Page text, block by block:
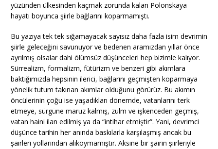
yüzünden ülkesinden kaçmak zorunda kalan Polonskaya
hayatı boyunca şiirle bağlarını koparmamıştı.
Bu yazıya tek tek sığamayacak sayısız daha fazla isim devrimin
şiirle geleceğini savunuyor ve bedenen aramızdan yıllar önce
ayrılmış olsalar dahi ölümsüz düşünceleri hep bizimle kalıyor.
Sürrealizm, formalizm, fütürizm ve benzeri gibi akımlara
baktığımızda hepsinin ilerici, bağlarını geçmişten koparmaya
yönelik tutum takınan akımlar olduğunu görürüz. Bu akımın
öncülerinin çoğu ise yaşadıkları dönemde, vatanlarını terk
etmeye, sürgüne maruz kalmış, zulm ve işkenceden geçmiş,
vatan haini ilan edilmiş ya da “intihar etmiştir”. Yani, devrimci
düşünce tarihin her anında baskılarla karşılaşmış ancak bu
şairleri yollarından alıkoymamıştır. Aksine bir şairin şiirleriyle